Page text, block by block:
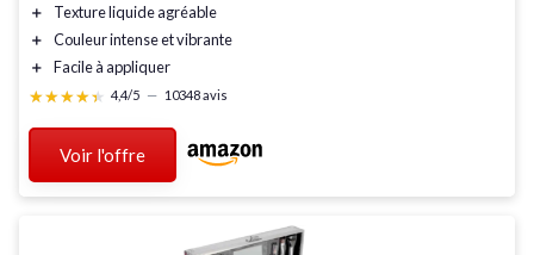
＋
Texture liquideagréable
＋
Couleur intenseet vibrante
＋
Facile à appliquer
★★★★★
★★★★★ 4,4/5 — 10348 avis
Voir l'offre